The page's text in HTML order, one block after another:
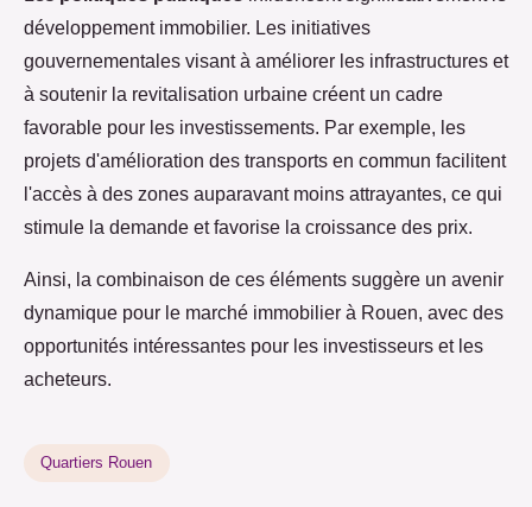
développement immobilier. Les initiatives
gouvernementales visant à améliorer les infrastructures et
à soutenir la revitalisation urbaine créent un cadre
favorable pour les investissements. Par exemple, les
projets d'amélioration des transports en commun facilitent
l'accès à des zones auparavant moins attrayantes, ce qui
stimule la demande et favorise la croissance des prix.
Ainsi, la combinaison de ces éléments suggère un avenir
dynamique pour le marché immobilier à Rouen, avec des
opportunités intéressantes pour les investisseurs et les
acheteurs.
Quartiers Rouen